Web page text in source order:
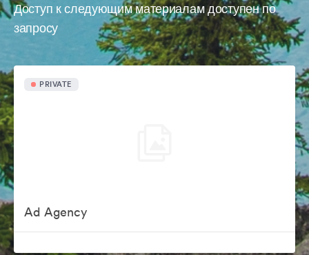
Доступ к следующим материалам доступен по
запросу
PRIVATE
Ad Agency